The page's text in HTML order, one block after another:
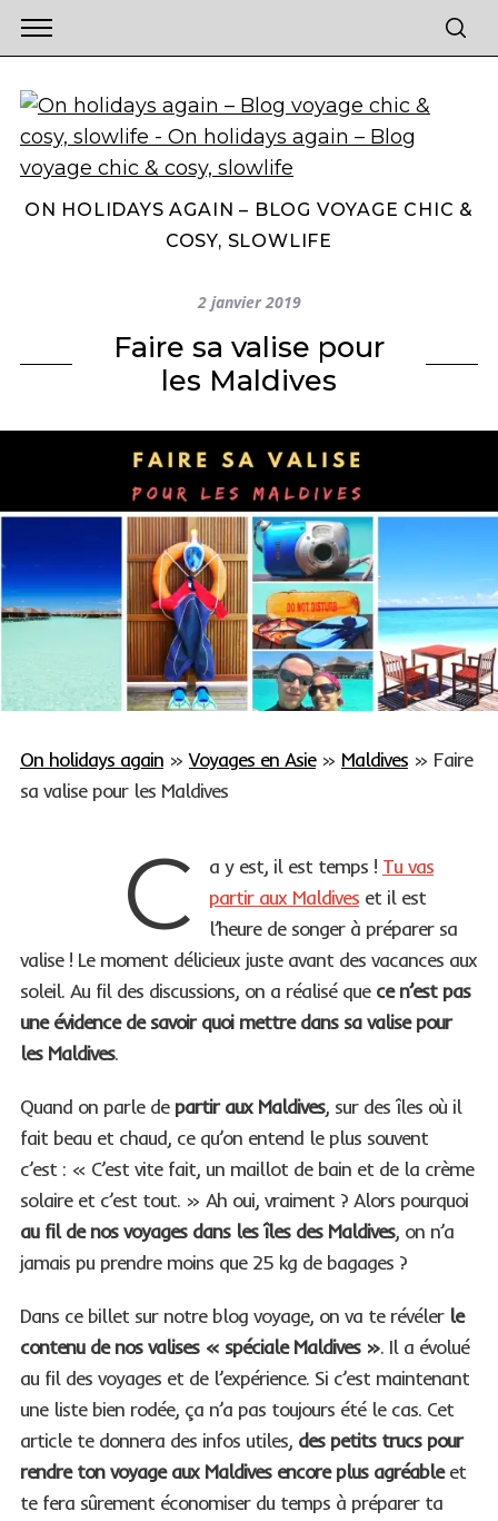
ON HOLIDAYS AGAIN – BLOG VOYAGE CHIC &
COSY, SLOWLIFE
2 janvier 2019
Faire sa valise pour
les Maldives
On holidays again»Voyages en Asie» Maldives» Faire
sa valise pour les Maldives
C a y est, il est temps ! Tu vas
partir aux Maldiveset il est
l’heure de songer à préparer sa
valise ! Le moment délicieux juste avant des vacances aux
soleil. Au fil des discussions, on a réalisé que ce n’est pas
une évidence de savoir quoi mettre dans sa valise pour
les Maldives.
Quand on parle de partir aux Maldives, sur des îles où il
fait beau et chaud, ce qu’on entend le plus souvent
c’est : « C’est vite fait, un maillot de bain et de la crème
solaire et c’est tout. » Ah oui, vraiment ? Alors pourquoi
au fil de nos voyages dans les îles des Maldives, on n’a
jamais pu prendre moins que 25 kg de bagages ?
Dans ce billet sur notre blog voyage, on va te révéler le
contenu de nos valises « spéciale Maldives ». Il a évolué
au fil des voyages et de l’expérience. Si c’est maintenant
une liste bien rodée, ça n’a pas toujours été le cas. Cet
article te donnera des infos utiles, des petits trucs pour
rendre ton voyage aux Maldives encore plus agréableet
te fera sûrement économiser du temps à préparer ta